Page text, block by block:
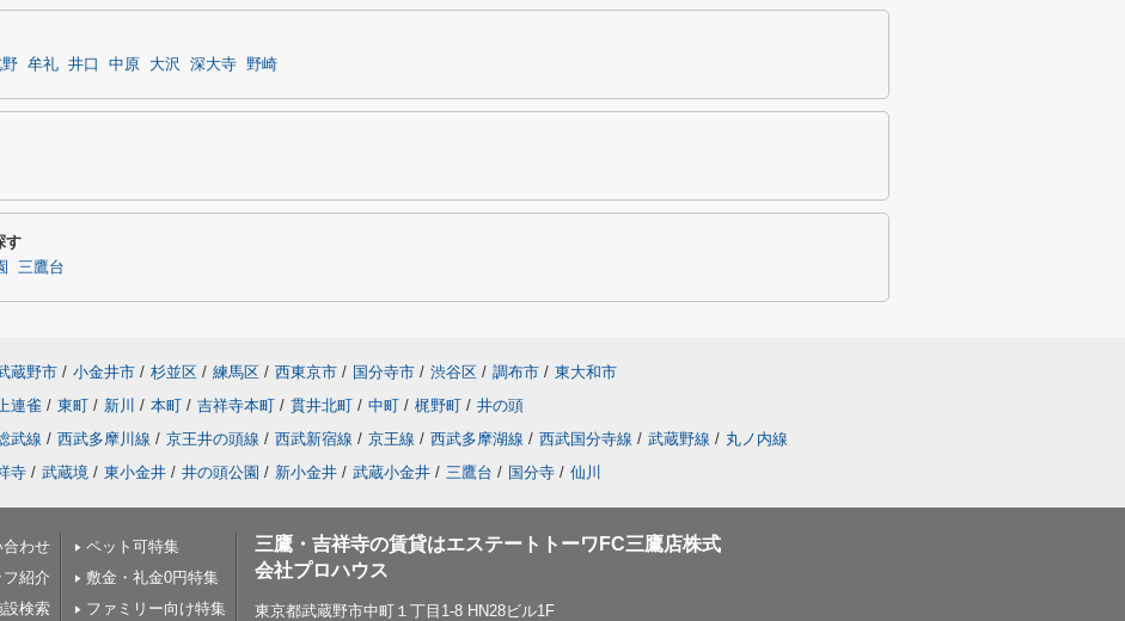
牟礼 井口 中原 大沢 深大寺 野崎
す
三鷹台
蔵野市 / 小金井市 / 杉並区 / 練馬区 / 西東京市 / 国分寺市 / 渋谷区 / 調布市 / 東大和市
連雀 / 東町 / 新川 / 本町 / 吉祥寺本町 / 貫井北町 / 中町 / 梶野町 / 井の頭
武線 / 西武多摩川線 / 京王井の頭線 / 西武新宿線 / 京王線 / 西武多摩湖線 / 西武国分寺線 / 武蔵野線 / 丸ノ内線
寺 / 武蔵境 / 東小金井 / 井の頭公園 / 新小金井 / 武蔵小金井 / 三鷹台 / 国分寺 / 仙川
合わせ
フ紹介
設検索
ペット可特集
敷金・礼金0円特集
ファミリー向け特集
三鷹・吉祥寺の賃貸はエステートトーワFC三鷹店株式
会社プロハウス
東京都武蔵野市中町１丁目1-8 HN28ビル1F